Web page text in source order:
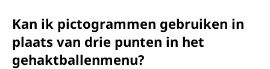
Kan ik pictogrammen gebruiken in
plaats van drie punten in het
gehaktballenmenu?